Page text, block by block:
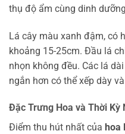
thụ độ ẩm cùng dinh
Lá cây màu xanh đậm, có
khoảng 15-25cm. Đầu lá
nhọn không đều. Các lá
ngắn hơn có thể xếp dày
Đặc Trưng Hoa và Thời Kỳ
Điểm thu hút nhất của hoa